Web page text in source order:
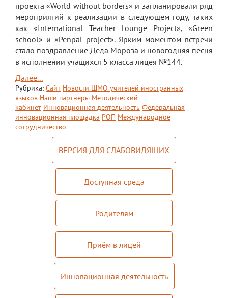
проекта «World without borders» и запланировали ряд
мероприятий к реализации в следующем году, таких
как «International Teacher Lounge Project», «Green
school» и «Penpal project». Ярким моментом встречи
стало поздравление Деда Мороза и новогодняя песня
в исполнении учащихся 5 класса лицея №144.
Далее...
Рубрика: Сайт Новости ШМО учителей иностранных
языков Наши партнеры Методический
кабинет Инновационная деятельность Федеральная
инновационная площадка РОП Международное
сотрудничество
ВЕРСИЯ ДЛЯ СЛАБОВИДЯЩИХ
Доступная среда
Родителям
Приём в лицей
Инновационная деятельность